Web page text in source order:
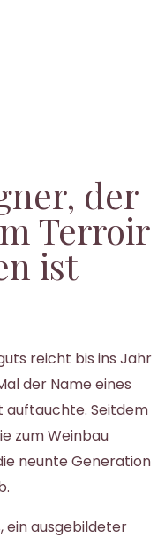
der
Terroir
ist
reicht bis ins Jahr
der Name eines
auftauchte. Seitdem
zum Weinbau
neunte Generation
ein ausgebildeter